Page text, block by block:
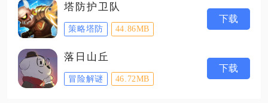
塔防护卫队
策略塔防 44.86MB
下载
落日山丘
冒险解谜 46.72MB
下载